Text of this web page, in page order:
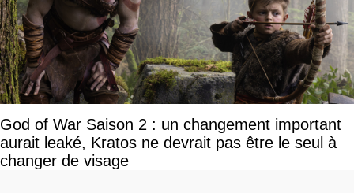
God of War Saison 2 : un changement important
aurait leaké, Kratos ne devrait pas être le seul à
changer de visage